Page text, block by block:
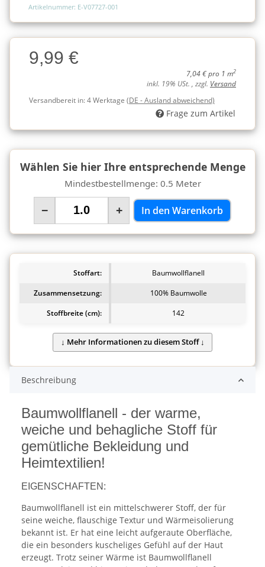
Artikelnummer: E-V07727-001
Charge
Charge9,99 €
7,04 € pro 1 m2
inkl. 19% USt. , zzgl. Versand
Versandbereit in:4 Werktage (DE - Ausland abweichend)
Frage zum Artikel
Wählen Sie hier Ihre entsprechende Menge
Mindestbestellmenge: 0.5 Meter
− + In den Warenkorb
Stoffart:
Baumwollflanell
Zusammensetzung:
100% Baumwolle
Stoffbreite (cm):
142
Beschreibung
Baumwollflanell - der warme,
weiche und behagliche Stoff für
gemütliche Bekleidung und
Heimtextilien!
EIGENSCHAFTEN:
Baumwollflanell ist ein mittelschwerer Stoff, der für
seine weiche, flauschige Textur und Wärmeisolierung
bekannt ist. Er hat eine leicht aufgeraute Oberfläche,
die ein besonders kuscheliges Gefühl auf der Haut
erzeugt. Trotz seiner Wärme ist Baumwollflanell